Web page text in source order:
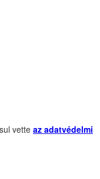
vette az adatvédelmi